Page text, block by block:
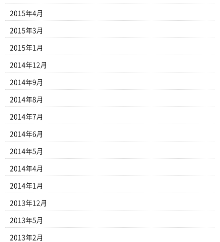
2015年4月
2015年3月
2015年1月
2014年12月
2014年9月
2014年8月
2014年7月
2014年6月
2014年5月
2014年4月
2014年1月
2013年12月
2013年5月
2013年2月